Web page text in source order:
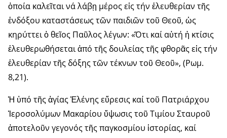
ὁποία καλεῖται νά λάβῃ μέρος εἰς τήν ἐλευθερίαν τῆς
ἐνδόξου καταστάσεως τῶν παιδιῶν τοῦ Θεοῦ, ὡς
κηρύττει ὁ θεῖος Παῦλος λέγων: «Ὅτι καί αὐτή ἡ κτίσις
ἐλευθερωθήσεται ἀπό τῆς δουλείας τῆς φθορᾶς εἰς τήν
ἐλευθερίαν τῆς δόξης τῶν τέκνων τοῦ Θεοῦ», (Ρωμ.
8,21).
Ἡ ὑπό τῆς ἁγίας Ἑλένης εὕρεσις καί τοῦ Πατριάρχου
Ἱεροσολύμων Μακαρίου ὕψωσις τοῦ Τιμίου Σταυροῦ
ἀποτελοῦν γεγονός τῆς παγκοσμίου ἱστορίας, καί